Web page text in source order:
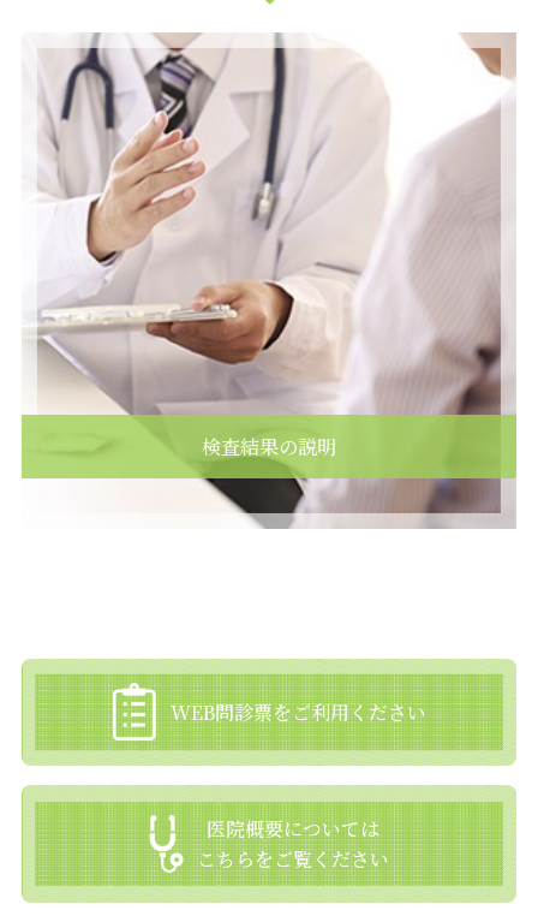
検査結果の説明
WEB問診票をご利用ください
医院概要については
こちらをご覧ください